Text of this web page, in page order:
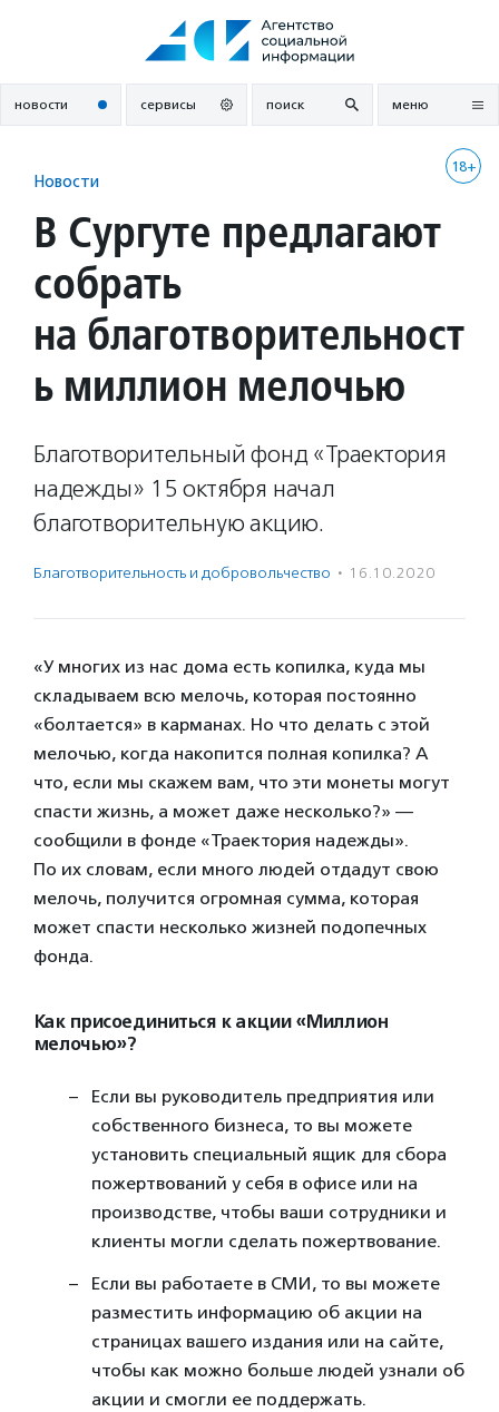
новости сервисы поиск меню
18+
Новости
В Сургуте предлагают
собрать
на благотворительност
ь миллион мелочью
Благотворительный фонд «Траектория
надежды» 15 октября начал
благотворительную акцию.
Благотвори­тель­ность и доброволь­чест­во · 16.10.2020
«У многих из нас дома есть копилка, куда мы
складываем всю мелочь, которая постоянно
«болтается» в карманах. Но что делать с этой
мелочью, когда накопится полная копилка? А
что, если мы скажем вам, что эти монеты могут
спасти жизнь, а может даже несколько?» —
сообщили в фонде «Траектория надежды».
По их словам, если много людей отдадут свою
мелочь, получится огромная сумма, которая
может спасти несколько жизней подопечных
фонда.
Как присоединиться к акции «Миллион
мелочью»?
Если вы руководитель предприятия или
собственного бизнеса, то вы можете
установить специальный ящик для сбора
пожертвований у себя в офисе или на
производстве, чтобы ваши сотрудники и
клиенты могли сделать пожертвование.⠀
Если вы работаете в СМИ, то вы можете
разместить информацию об акции на
страницах вашего издания или на сайте,
чтобы как можно больше людей узнали об
акции и смогли ее поддержать.⠀